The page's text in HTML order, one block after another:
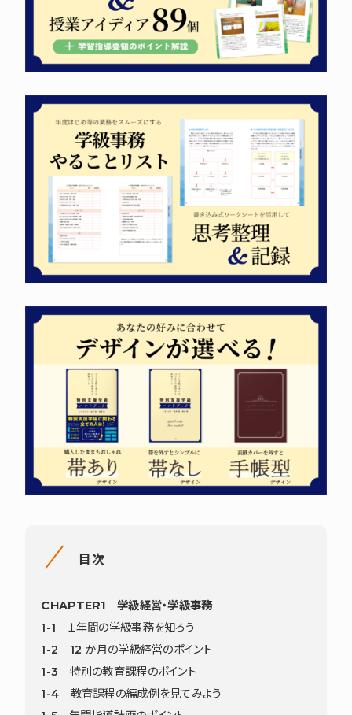
目次
CHAPTER1 学級経営・学級事務
1-1 １年間の学級事務を知ろう
1-2 12 か月の学級経営のポイント
1-3 特別の教育課程のポイント
1-4 教育課程の編成例を見てみよう